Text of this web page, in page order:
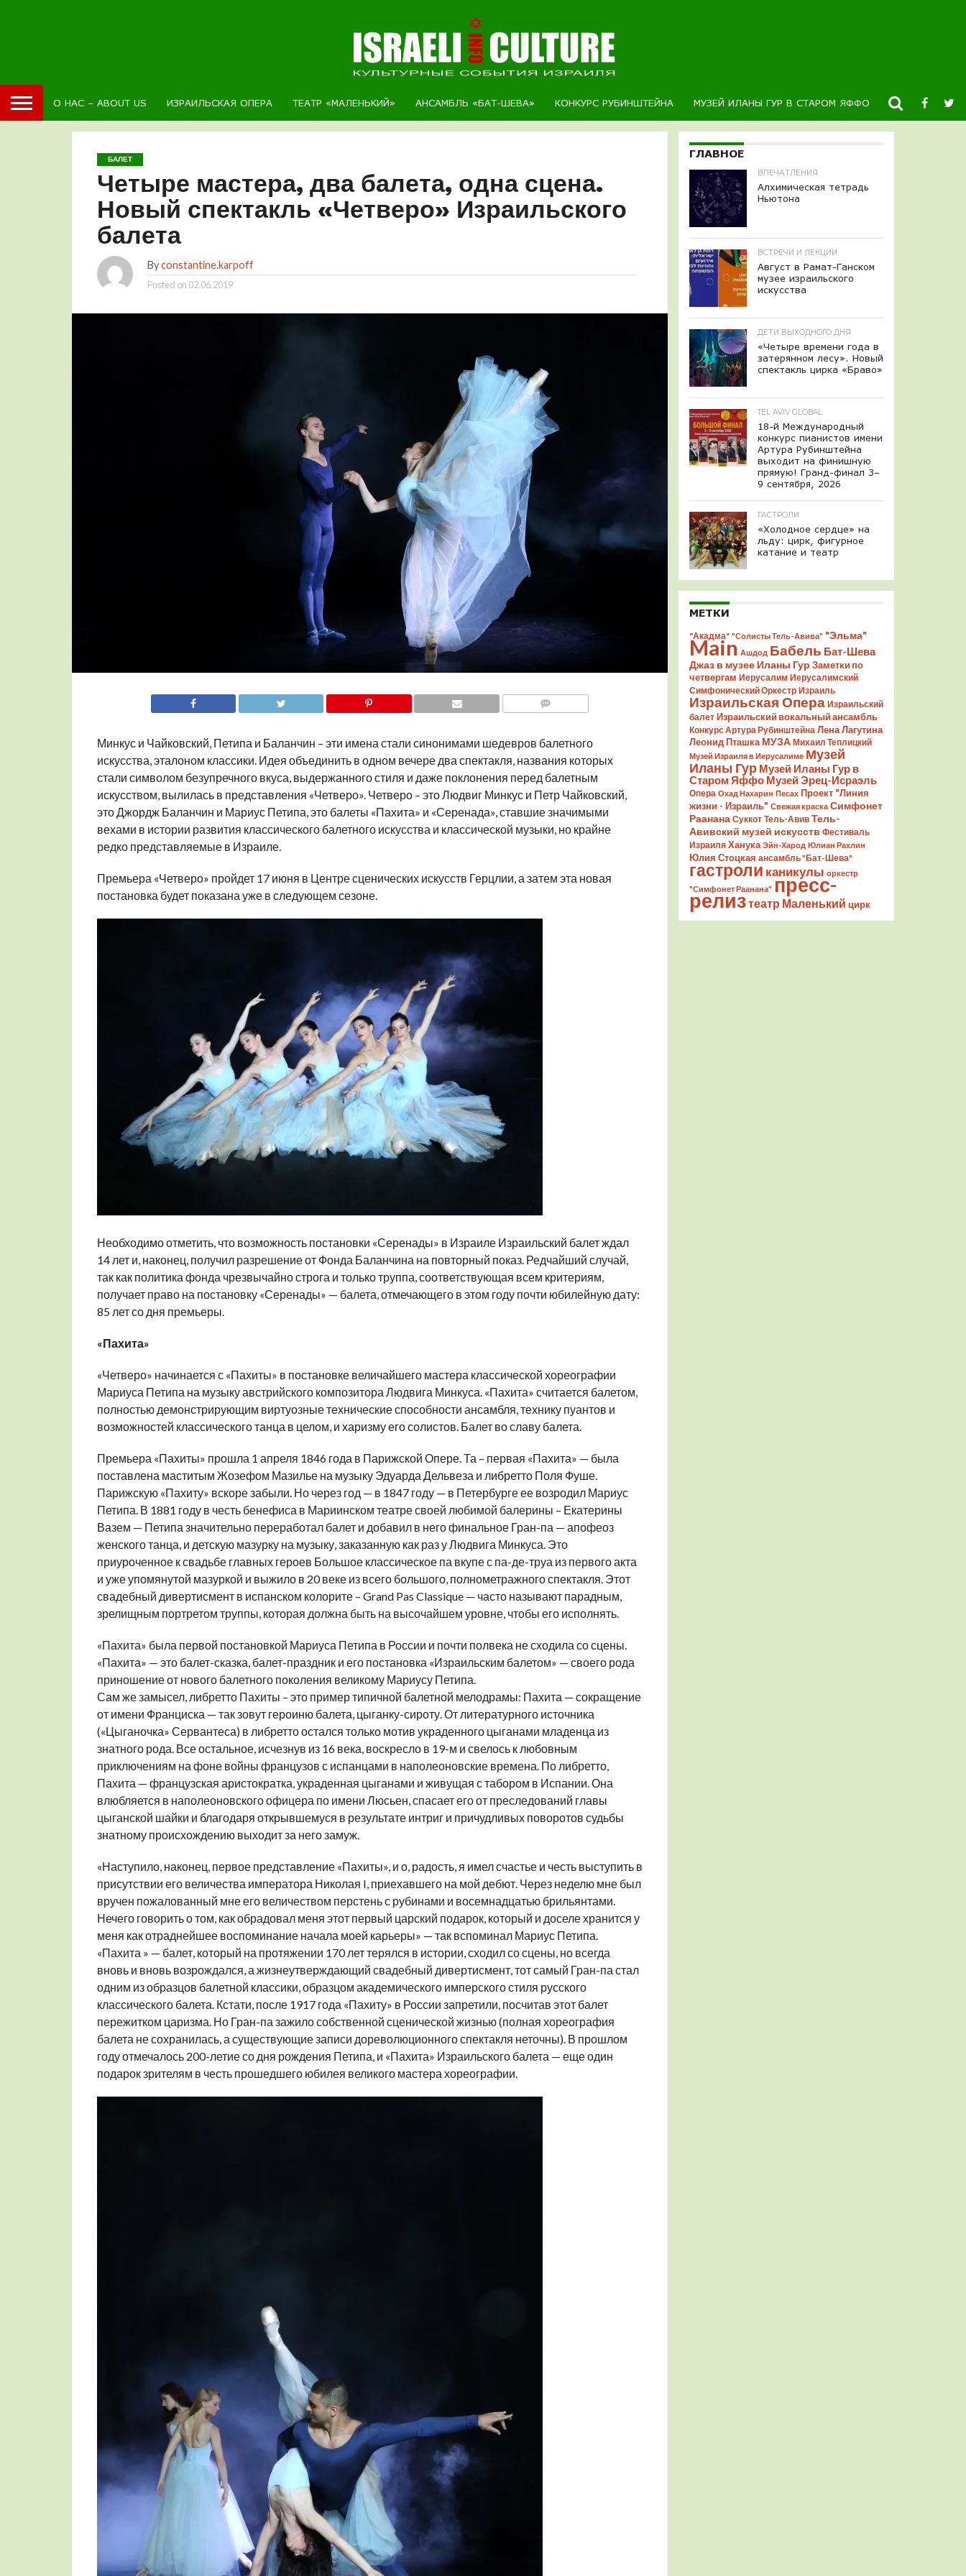
О НАС – ABOUT US ИЗРАИЛЬСКАЯ ОПЕРА ТЕАТР «МАЛЕНЬКИЙ» АНСАМБЛЬ «БАТ-ШЕВА» КОНКУРС РУБИНШТЕЙНА МУЗЕЙ ИЛАНЫ ГУР В СТАРОМ ЯФФО НОВОСТИ
БАЛЕТ
Четыре мастера, два балета, одна сцена.
Новый спектакль «Четверо» Израильского
балета
Byconstantine.karpoff
Posted on 02.06.2019
Минкус и Чайковский, Петипа и Баланчин – эти имена стали синонимами шедевров балетного
искусства, эталоном классики. Идея объединить в одном вечере два спектакля, названия которых
стали символом безупречного вкуса, выдержанного стиля и даже поклонения перед балетным
искусством, вылилась в представления «Четверо». Четверо – это Людвиг Минкус и Петр Чайковский,
это Джордж Баланчин и Мариус Петипа, это балеты «Пахита» и «Серенада», ставшие значимыми
вехами в истории развития классического балетного искусства и классической музыки, но крайне
редко представляемые в Израиле.
Премьера «Четверо» пройдет 17 июня в Центре сценических искусств Герцлии, а затем эта новая
постановка будет показана уже в следующем сезоне.
Необходимо отметить, что возможность постановки «Серенады» в Израиле Израильский балет ждал
14 лет и, наконец, получил разрешение от Фонда Баланчина на повторный показ. Редчайший случай,
так как политика фонда чрезвычайно строга и только труппа, соответствующая всем критериям,
получает право на постановку «Серенады» — балета, отмечающего в этом году почти юбилейную дату:
85 лет со дня премьеры.
«Пахита»
«Четверо» начинается с «Пахиты» в постановке величайшего мастера классической хореографии
Мариуса Петипа на музыку австрийского композитора Людвига Минкуса. «Пахита» считается балетом,
полностью демонстрирующим виртуозные технические способности ансамбля, технику пуантов и
возможностей классического танца в целом, и харизму его солистов. Балет во славу балета.
Премьера «Пахиты» прошла 1 апреля 1846 года в Парижской Опере. Та – первая «Пахита» — была
поставлена маститым Жозефом Мазилье на музыку Эдуарда Дельвеза и либретто Поля Фуше.
Парижскую «Пахиту» вскоре забыли. Но через год — в 1847 году — в Петербурге ее возродил Мариус
Петипа. В 1881 году в честь бенефиса в Мариинском театре своей любимой балерины – Екатерины
Вазем — Петипа значительно переработал балет и добавил в него финальное Гран-па — апофеоз
женского танца, и детскую мазурку на музыку, заказанную как раз у Людвига Минкуса. Это
приуроченное к свадьбе главных героев Большое классическое па вкупе с па-де-труа из первого акта
и уже упомянутой мазуркой и выжило в 20 веке из всего большого, полнометражного спектакля. Этот
свадебный дивертисмент в испанском колорите – Grand Pas Classique — часто называют парадным,
зрелищным портретом труппы, которая должна быть на высочайшем уровне, чтобы его исполнять.
«Пахита» была первой постановкой Мариуса Петипа в России и почти полвека не сходила со сцены.
«Пахита» — это балет-сказка, балет-праздник и его постановка «Израильским балетом» — своего рода
приношение от нового балетного поколения великому Мариусу Петипа.
Сам же замысел, либретто Пахиты – это пример типичной балетной мелодрамы: Пахита — сокращение
от имени Франциска — так зовут героиню балета, цыганку-сироту. От литературного источника
(«Цыганочка» Сервантеса) в либретто остался только мотив украденного цыганами младенца из
знатного рода. Все остальное, исчезнув из 16 века, воскресло в 19-м и свелось к любовным
приключениям на фоне войны французов с испанцами в наполеоновские времена. По либретто,
Пахита — французская аристократка, украденная цыганами и живущая с табором в Испании. Она
влюбляется в наполеоновского офицера по имени Люсьен, спасает его от преследований главы
цыганской шайки и благодаря открывшемуся в результате интриг и причудливых поворотов судьбы
знатному происхождению выходит за него замуж.
«Наступило, наконец, первое представление «Пахиты», и о, радость, я имел счастье и честь выступить в
присутствии его величества императора Николая I, приехавшего на мой дебют. Через неделю мне был
вручен пожалованный мне его величеством перстень с рубинами и восемнадцатью брильянтами.
Нечего говорить о том, как обрадовал меня этот первый царский подарок, который и доселе хранится у
меня как отраднейшее воспоминание начала моей карьеры» — так вспоминал Мариус Петипа.
«Пахита » — балет, который на протяжении 170 лет терялся в истории, сходил со сцены, но всегда
вновь и вновь возрождался, а жизнеутверждающий свадебный дивертисмент, тот самый Гран-па стал
одним из образцов балетной классики, образцом академического имперского стиля русского
классического балета. Кстати, после 1917 года «Пахиту» в России запретили, посчитав этот балет
пережитком царизма. Но Гран-па зажило собственной сценической жизнью (полная хореография
балета не сохранилась, а существующие записи дореволюционного спектакля неточны). В прошлом
году отмечалось 200-летие со дня рождения Петипа, и «Пахита» Израильского балета — еще один
подарок зрителям в честь прошедшего юбилея великого мастера хореографии.
ГЛАВНОЕ
ВПЕЧАТЛЕНИЯ
Алхимическая тетрадь
Ньютона
ВСТРЕЧИ И ЛЕКЦИИ
Август в Рамат-Ганском
музее израильского
искусства
ДЕТИ ВЫХОДНОГО ДНЯ
«Четыре времени года в
затерянном лесу». Новый
спектакль цирка «Браво»
TEL AVIV GLOBAL
18-й Международный
конкурс пианистов имени
Артура Рубинштейна
выходит на финишную
прямую! Гранд-финал 3–
9 сентября, 2026
ГАСТРОЛИ
«Холодное сердце» на
льду: цирк, фигурное
катание и театр
МЕТКИ
"Акадма" "Солисты Тель-Авива" "Эльма"
Main Ашдод Бабель Бат-Шева
Джаз в музее Иланы Гур Заметки по
четвергам Иерусалим Иерусалимский
Симфонический Оркестр Израиль
Израильская Опера Израильский
балет Израильский вокальный ансамбль
Конкурс Артура Рубинштейна Лена Лагутина
Леонид Пташка МУЗА Михаил Теплицкий
Музей Израиля в Иерусалиме Музей
Иланы Гур Музей Иланы Гур в
Старом Яффо Музей Эрец-Исраэль
Опера Охад Нахарин Песах Проект "Линия
жизни - Израиль" Свежая краска Симфонет
Раанана Суккот Тель-Авив Тель-
Авивский музей искусств Фестиваль
Израиля Ханука Эйн-Харод Юлиан Рахлин
Юлия Стоцкая ансамбль "Бат-Шева"
гастроли каникулы оркестр
"Симфонет Раанана" пресс-
релизтеатр Маленький цирк